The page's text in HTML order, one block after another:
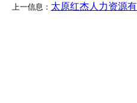
上一信息： 太原红杰人力资源